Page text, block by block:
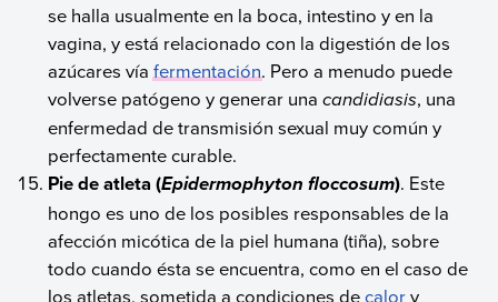
se halla usualmente en la boca, intestino y en la
vagina, y está relacionado con la digestión de los
azúcares víafermentación. Pero a menudo puede
volverse patógeno y generar unacandidiasis, una
enfermedad de transmisión sexual muy común y
perfectamente curable.
Pie de atleta (Epidermophyton floccosum). Este
hongo es uno de los posibles responsables de la
afección micótica de la piel humana (tiña), sobre
todo cuando ésta se encuentra, como en el caso de
los atletas, sometida a condiciones decalory